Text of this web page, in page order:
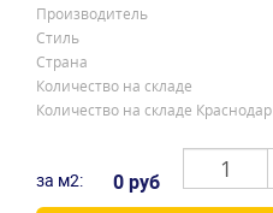
Производитель
Стиль
Страна
Количество на складе
Количество на складе Краснодар
за м2: 0 руб